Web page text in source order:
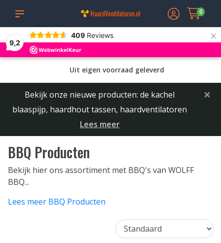
9,2
409 Reviews ×
0
Uit eigen voorraad geleverd
Bekijk onze nieuwe producten: de kachel
blaaspijp, haardhout tassen, haardventilatoren
Lees meer
×
BBQ Producten
Bekijk hier ons assortiment met BBQ's van WOLFF
BBQ...
Lees meer BBQ Producten